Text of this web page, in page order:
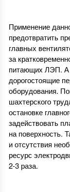
Применение
предотвратить
главных
за
питающих ЛЭП. А
дорогостоящие
оборудования.
шахтерского
остановке
задействовать
на поверхность.
и отсутствия
ресурс
2-3 раза.